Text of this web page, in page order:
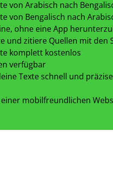
von Arabisch nach
von Bengalisch nach
ohne eine App
und zitiere Quellen mit den
komplett kostenlos
verfügbar
Texte schnell und
mobilfreundlichen